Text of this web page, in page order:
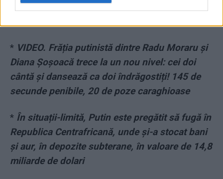
speră ca el să divorțeze și să se însoare cu
* VIDEO. Frăția putinistă dintre Radu Moraru și
Diana Șoșoacă trece la un nou nivel: cei doi
cântă și dansează ca doi îndrăgostiți! 145 de
secunde penibile, 20 de poze caraghioase
* În situații-limită, Putin este pregătit să fugă în
Republica Centrafricană, unde și-a stocat bani
și aur, în depozite subterane, în valoare de 14,8
miliarde de dolari